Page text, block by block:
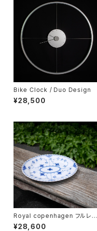
Bike Clock / Duo Design
¥28,500
Royal copenhagen フルレー
ス オーバルディッシュ
¥28,600